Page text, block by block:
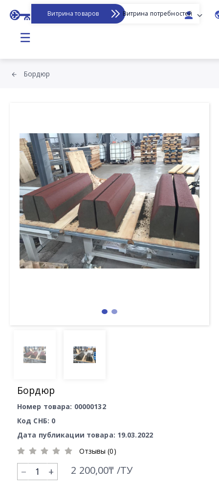
Витрина товаров Витрина потребностей
☰
Бордюр
Бордюр
Номер товара: 00000132
Код СНБ: 0
Дата публикации товара: 19.03.2022
Отзывы (0)
+ 2 200,00₸ /ТУ